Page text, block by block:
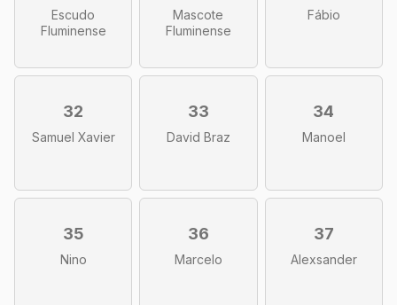
Escudo
Fluminense
Mascote
Fluminense
Fábio
32
Samuel Xavier
33
David Braz
34
Manoel
35
Nino
36
Marcelo
37
Alexsander